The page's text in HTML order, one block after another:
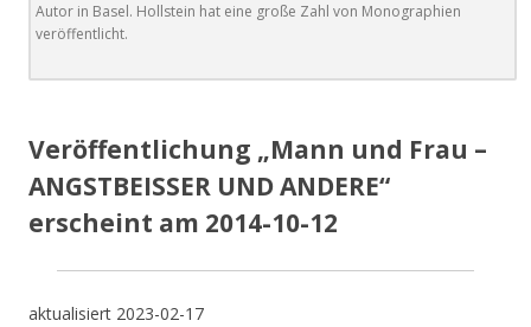
Autor in Basel. Hollstein hat eine große Zahl von Monographien
veröffentlicht.
Veröffentlichung „Mann und Frau –
ANGSTBEISSER UND ANDERE“
erscheint am 2014-10-12
aktualisiert 2023-02-17